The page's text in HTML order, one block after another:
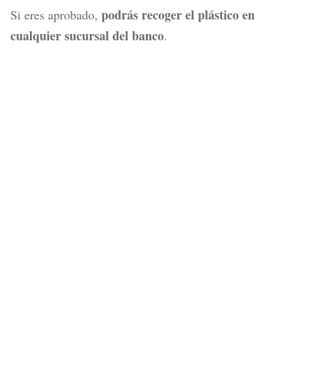
Comprobante de domicilio actualizado.
Buen historial crediticio.